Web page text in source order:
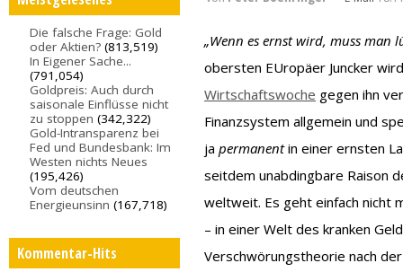
Die falsche Frage: Gold
oder Aktien? (813,519)
In Eigener Sache...
(791,054)
Goldpreis: Auch durch
saisonale Einflüsse nicht
zu stoppen (342,322)
Gold-Intransparenz bei
Fed und Bundesbank: Im
Westen nichts Neues
(195,426)
Vom deutschen
Energieunsinn (167,718)
Kommentar-Hits
„Wenn es ernst wird, muss man
obersten EUropäer Juncker
Wirtschaftswoche gegen ihn
Finanzsystem allgemein und
japermanentin einer ernsten
seitdem unabdingbare Raison
weltweit. Es geht einfach nicht
– in einer Welt des kranken
Verschwörungstheorie nach